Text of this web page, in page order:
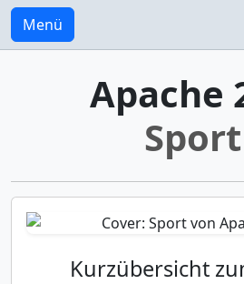
Menü
Apache
Sport
Kurzübersicht